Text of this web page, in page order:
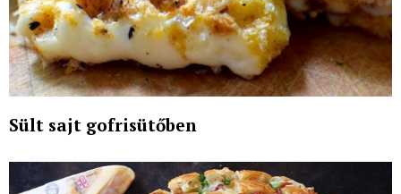
Sült sajt gofrisütőben